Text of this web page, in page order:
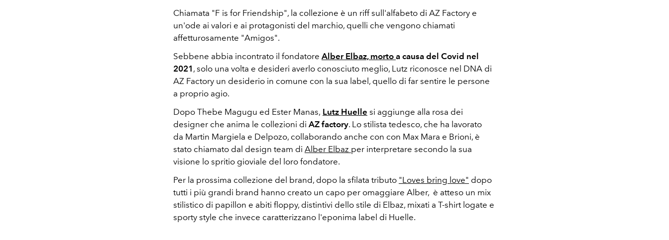
Chiamata "F is for Friendship", la collezione è un riff sull'alfabeto di AZ Factory e
un'ode ai valori e ai protagonisti del marchio, quelli che vengono chiamati
affetturosamente "Amigos".
Sebbene abbia incontrato il fondatore Alber Elbaz, morto a causa del Covid nel
2021 , solo una volta e desideri averlo conosciuto meglio, Lutz riconosce nel DNA di
AZ Factory un desiderio in comune con la sua label, quello di far sentire le persone
a proprio agio.
Dopo Thebe Magugu ed Ester Manas, Lutz Huelle si aggiunge alla rosa dei
designer che anima le collezioni di AZ factory. Lo stilista tedesco, che ha lavorato
da Martin Margiela e Delpozo, collaborando anche con con Max Mara e Brioni, è
stato chiamato dal design team di Alber Elbaz per interpretare secondo la sua
visione lo spritio gioviale del loro fondatore.
Per la prossima collezione del brand, dopo la sfilata tributo "Loves bring love" dopo
tutti i più grandi brand hanno creato un capo per omaggiare Alber, è atteso un mix
stilistico di papillon e abiti floppy, distintivi dello stile di Elbaz, mixati a T-shirt logate e
sporty style che invece caratterizzano l'eponima label di Huelle.